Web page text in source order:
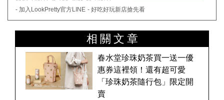
- 加入LookPretty官方LINE - 好吃好玩新店搶先看
相關文章
春水堂珍珠奶茶買一送一優
惠券這裡領！還有超可愛
「珍珠奶茶隨行包」限定開
賣